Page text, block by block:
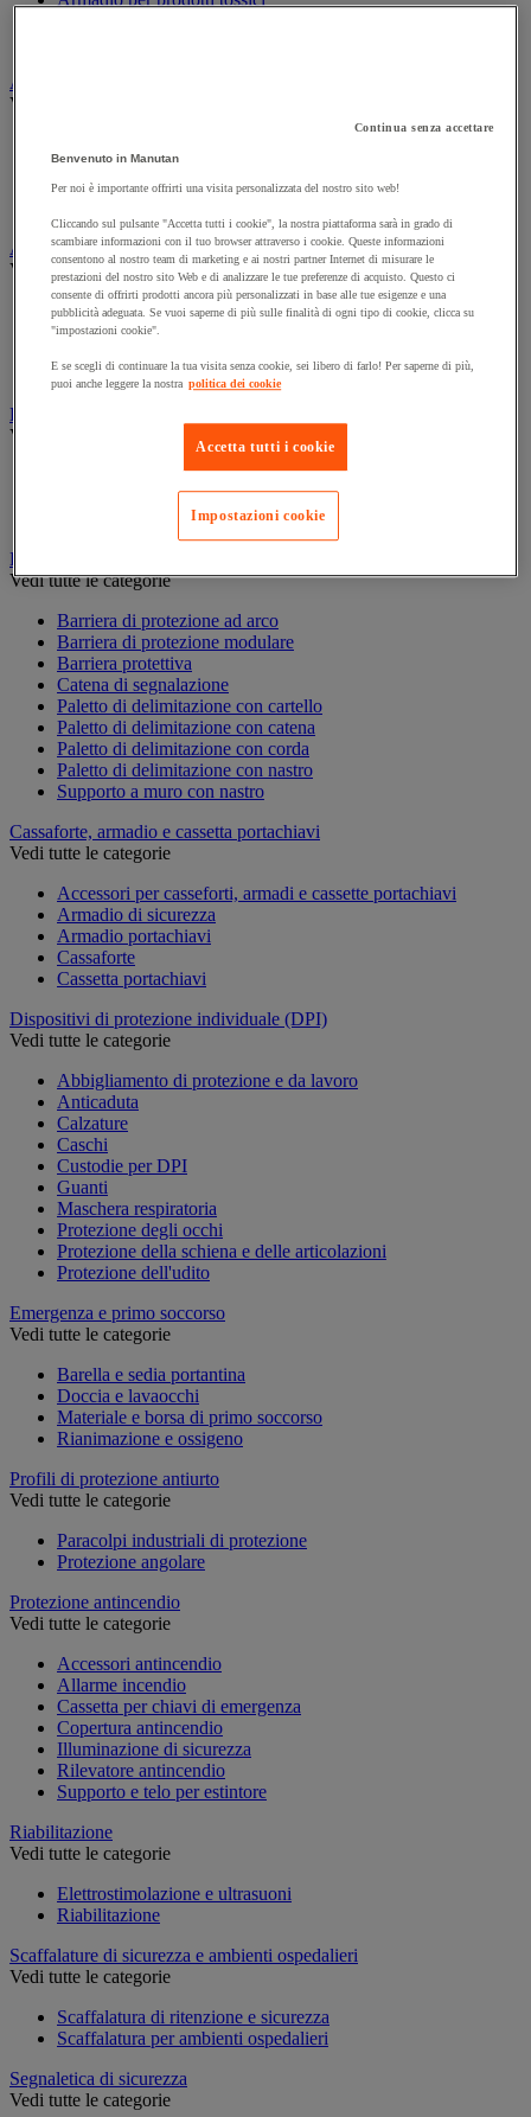
Assorbente industriale
Vedi tutte le categorie
Barriera anti-inquinamento e sistema di deviazione delle
perdite
Attrezzatura e mobili per studi medici
Vedi tutte le categorie
Armadietto pronto soccorso
Lettino, paravento e sedia per studi medici
Mobili e forniture per studi medici
Badge e timbratura
Vedi tutte le categorie
Timbratura e controllo accessi
Tornello e portello
Barriera e paletto di protezione
Vedi tutte le categorie
Barriera di protezione ad arco
Barriera di protezione modulare
Barriera protettiva
Catena di segnalazione
Paletto di delimitazione con cartello
Paletto di delimitazione con catena
Paletto di delimitazione con corda
Paletto di delimitazione con nastro
Supporto a muro con nastro
Cassaforte, armadio e cassetta portachiavi
Vedi tutte le categorie
Accessori per casseforti, armadi e cassette portachiavi
Armadio di sicurezza
Armadio portachiavi
Cassaforte
Cassetta portachiavi
Dispositivi di protezione individuale (DPI)
Vedi tutte le categorie
Abbigliamento di protezione e da lavoro
Anticaduta
Calzature
Caschi
Custodie per DPI
Guanti
Maschera respiratoria
Protezione degli occhi
Protezione della schiena e delle articolazioni
Protezione dell'udito
Emergenza e primo soccorso
Vedi tutte le categorie
Barella e sedia portantina
Doccia e lavaocchi
Materiale e borsa di primo soccorso
Rianimazione e ossigeno
Profili di protezione antiurto
Vedi tutte le categorie
Paracolpi industriali di protezione
Protezione angolare
Protezione antincendio
Vedi tutte le categorie
Accessori antincendio
Allarme incendio
Cassetta per chiavi di emergenza
Copertura antincendio
Illuminazione di sicurezza
Rilevatore antincendio
Supporto e telo per estintore
Riabilitazione
Vedi tutte le categorie
Elettrostimolazione e ultrasuoni
Riabilitazione
Scaffalature di sicurezza e ambienti ospedalieri
Vedi tutte le categorie
Scaffalatura di ritenzione e sicurezza
Scaffalatura per ambienti ospedalieri
Segnaletica di sicurezza
Vedi tutte le categorie
Continua senza accettare
Benvenuto in Manutan
Per noi è importante offrirti una visita personalizzata del nostro sito web!
Cliccando sul pulsante "Accetta tutti i cookie", la nostra piattaforma sarà in grado di
scambiare informazioni con il tuo browser attraverso i cookie. Queste informazioni
consentono al nostro team di marketing e ai nostri partner Internet di misurare le
prestazioni del nostro sito Web e di analizzare le tue preferenze di acquisto. Questo ci
consente di offrirti prodotti ancora più personalizzati in base alle tue esigenze e una
pubblicità adeguata. Se vuoi saperne di più sulle finalità di ogni tipo di cookie, clicca su
"impostazioni cookie".
E se scegli di continuare la tua visita senza cookie, sei libero di farlo! Per saperne di più,
puoi anche leggere la nostra politica dei cookie
Accetta tutti i cookie
Impostazioni cookie